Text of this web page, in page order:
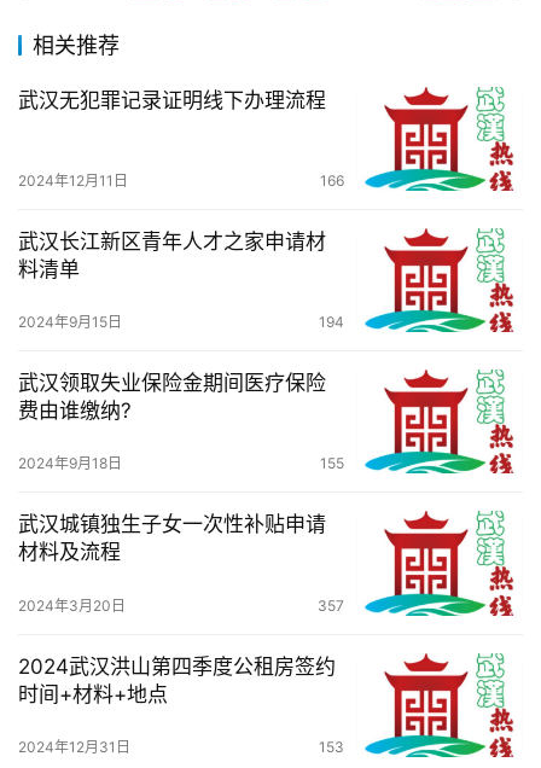
科
技
观
关
们
务
航
相关推荐
武汉无犯罪记录证明线下办理流程
2024年12月11日 166
武汉长江新区青年人才之家申请材
料清单
2024年9月15日 194
武汉领取失业保险金期间医疗保险
费由谁缴纳?
2024年9月18日 155
武汉城镇独生子女一次性补贴申请
材料及流程
2024年3月20日 357
2024武汉洪山第四季度公租房签约
时间+材料+地点
2024年12月31日 153